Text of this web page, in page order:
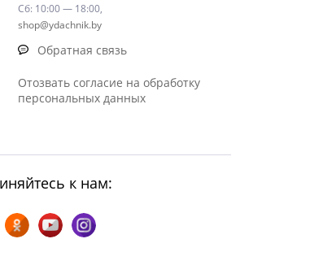
Сб: 10:00 — 18:00,
shop@ydachnik.by
Обратная связь
Отозвать согласие на обработку
персональных данных
к нам: